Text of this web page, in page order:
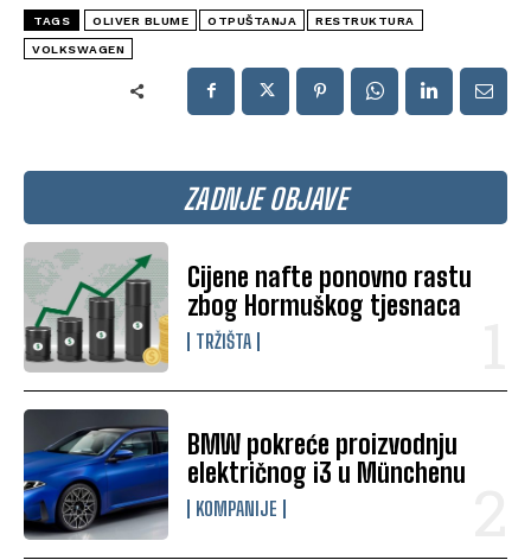
ZADNJE OBJAVE
Cijene nafte ponovno rastu
zbog Hormuškog tjesnaca
TRŽIŠTA
BMW pokreće proizvodnju
električnog i3 u Münchenu
KOMPANIJE
TAGS OLIVER BLUME OTPUŠTANJA RESTRUKTURA
VOLKSWAGEN